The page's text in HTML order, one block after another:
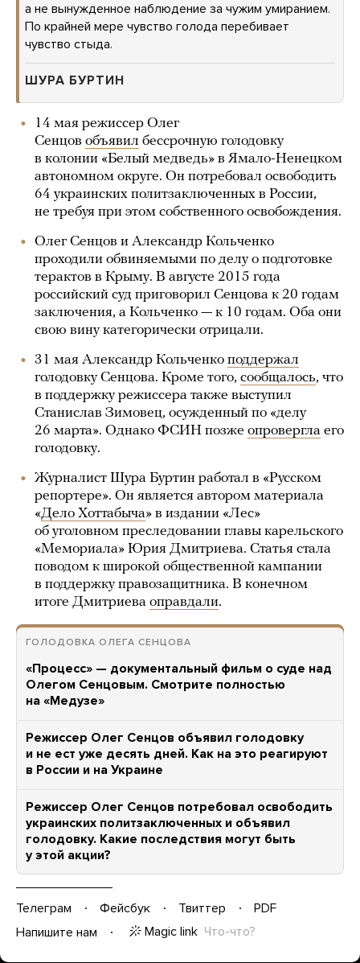
а не вынужденное наблюдение за чужим умиранием.
По крайней мере чувство голода перебивает
чувство стыда.
ШУРА БУРТИН
14 мая режиссер Олег
Сенцов объявил бессрочную голодовку
в колонии «Белый медведь» в Ямало-Ненецком
автономном округе. Он потребовал освободить
64 украинских политзаключенных в России,
не требуя при этом собственного освобождения.
Олег Сенцов и Александр Кольченко
проходили обвиняемыми по делу о подготовке
терактов в Крыму. В августе 2015 года
российский суд приговорил Сенцова к 20 годам
заключения, а Кольченко — к 10 годам. Оба они
свою вину категорически отрицали.
31 мая Александр Кольченко поддержал
голодовку Сенцова. Кроме того, сообщалось, что
в поддержку режиссера также выступил
Станислав Зимовец, осужденный по «делу
26 марта». Однако ФСИН позже опровергла его
голодовку.
Журналист Шура Буртин работал в «Русском
репортере». Он является автором материала
«Дело Хоттабыча» в издании «Лес»
об уголовном преследовании главы карельского
«Мемориала» Юрия Дмитриева. Статья стала
поводом к широкой общественной кампании
в поддержку правозащитника. В конечном
итоге Дмитриева оправдали.
ГОЛОДОВКА ОЛЕГА СЕНЦОВА
«Процесс» — документальный фильм о суде над
Олегом Сенцовым. Смотрите полностью
на «Медузе»
Режиссер Олег Сенцов объявил голодовку
и не ест уже десять дней. Как на это реагируют
в России и на Украине
Режиссер Олег Сенцов потребовал освободить
украинских политзаключенных и объявил
голодовку. Какие последствия могут быть
у этой акции?
Телеграм Фейсбук Твиттер
PDF
Напишите нам
Magic link Что-что?